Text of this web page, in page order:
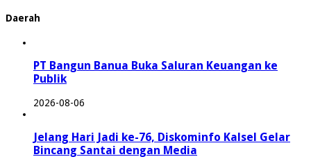
Daerah
PT Bangun Banua Buka Saluran Keuangan ke
Publik
2026-08-06
Jelang Hari Jadi ke-76, Diskominfo Kalsel Gelar
Bincang Santai dengan Media